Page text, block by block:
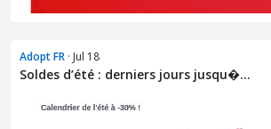
Adopt FR · Jul 18
Soldes d’été : derniers jours jusqu�...